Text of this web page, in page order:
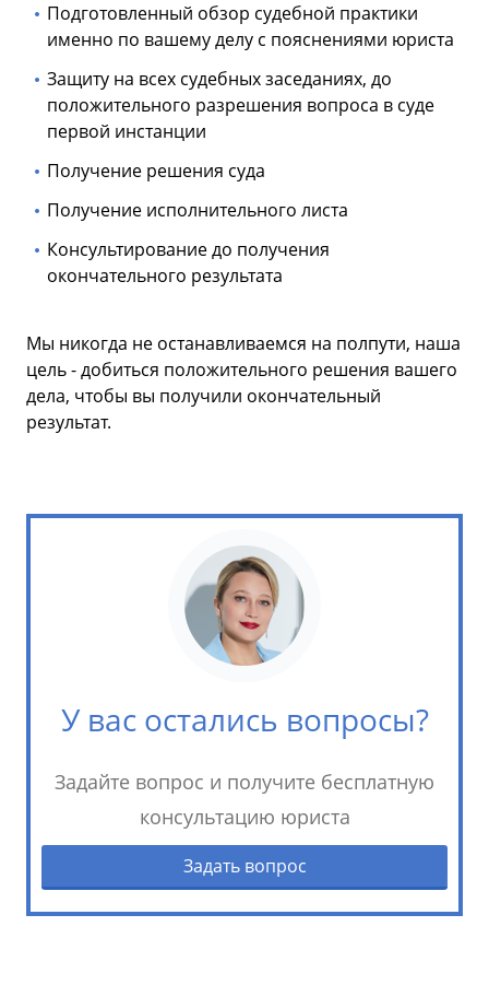
Подготовленный обзор судебной практики
именно по вашему делу с пояснениями юриста
Защиту на всех судебных заседаниях, до
положительного разрешения вопроса в суде
первой инстанции
Получение решения суда
Получение исполнительного листа
Консультирование до получения
окончательного результата
Мы никогда не останавливаемся на полпути, наша
цель - добиться положительного решения вашего
дела, чтобы вы получили окончательный
результат.
У вас остались вопросы?
Задайте вопрос и получите бесплатную
консультацию юриста
Задать вопрос